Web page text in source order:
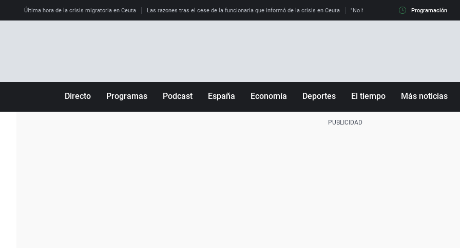
Última hora de la crisis migratoria en Ceuta Las razones tras el cese de la funcionaria que informó de la crisis en Ceuta "No hay mafias, que no nos engañen":
Programación
Directo Programas Podcast España Economía Deportes El tiempo Más noticias